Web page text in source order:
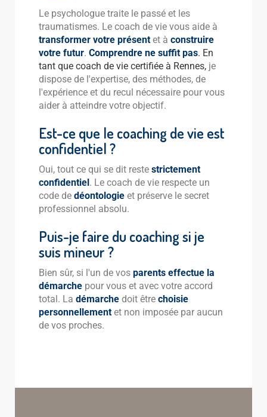
Le psychologue traite le passé et les
traumatismes. Le coach de vie vous aide à
transformer votre présent et à construire
votre futur. Comprendre ne suffit pas. En
tant que coach de vie certifiée à Rennes, je
dispose de l'expertise, des méthodes, de
l'expérience et du recul nécessaire pour vous
aider à atteindre votre objectif.
Est-ce que le coaching de vie est
confidentiel ?
Oui, tout ce qui se dit reste strictement
confidentiel. Le coach de vie respecte un
code de déontologie et préserve le secret
professionnel absolu.
Puis-je faire du coaching si je
suis mineur ?
Bien sûr, si l'un de vos parents effectue la
démarche pour vous et avec votre accord
total. La démarche doit être choisie
personnellement et non imposée par aucun
de vos proches.